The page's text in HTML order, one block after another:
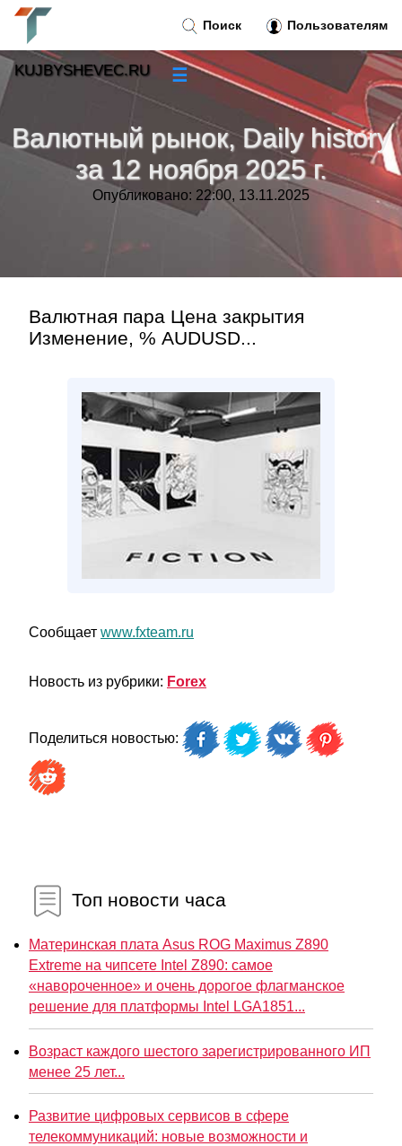
Валютный рынок, Daily history
за 12 ноября 2025 г.
Опубликовано: 22:00, 13.11.2025
Валютная пара Цена закрытия
Изменение, % AUDUSD...
Сообщает www.fxteam.ru
Новость из рубрики: Forex
Поделиться новостью:
Топ новости часа
Материнская плата Asus ROG Maximus Z890
Extreme на чипсете Intel Z890: самое
«навороченное» и очень дорогое флагманское
решение для платформы Intel LGA1851...
Возраст каждого шестого зарегистрированного ИП
менее 25 лет...
Развитие цифровых сервисов в сфере
телекоммуникаций: новые возможности и
Поиск Пользователям
KUJBYSHEVEC.RU ☰
»
Тренды новостей »
»
Контакт»